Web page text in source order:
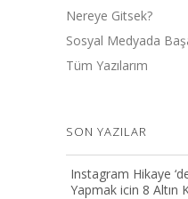
Nereye Gitsek?
Sosyal Medyada
Tüm Yazılarım
SON YAZILAR
Instagram Hikaye
Yapmak icin 8 Altın